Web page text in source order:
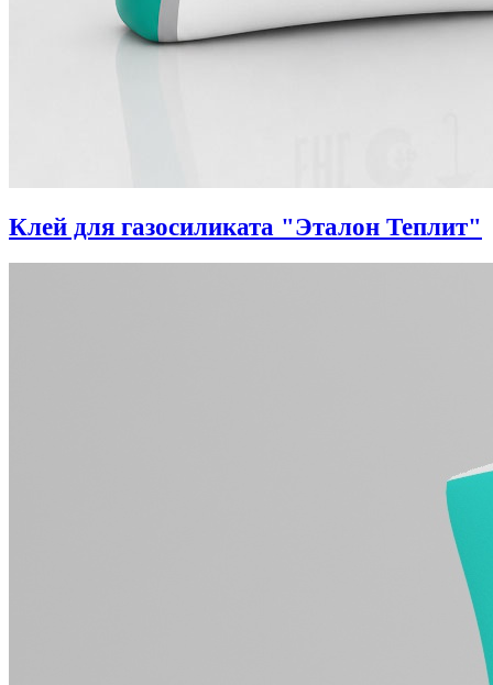
Клей для газосиликата "Эталон Теплит"